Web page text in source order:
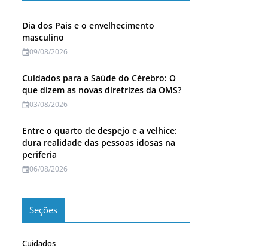
Dia dos Pais e o envelhecimento
masculino
09/08/2026
Cuidados para a Saúde do Cérebro: O
que dizem as novas diretrizes da OMS?
03/08/2026
Entre o quarto de despejo e a velhice:
dura realidade das pessoas idosas na
periferia
06/08/2026
Seções
Cuidados